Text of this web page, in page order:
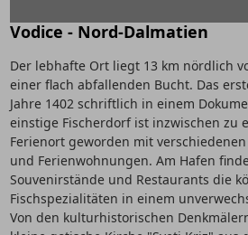
Vodice - Nord-Dalmatien
Der lebhafte Ort liegt 13 km nördlich
einer flach abfallenden Bucht. Das
Jahre 1402 schriftlich in einem
einstige Fischerdorf ist inzwischen zu
Ferienort geworden mit
und Ferienwohnungen. Am Hafen
Souvenirstände und Restaurants die
Fischspezialitäten in einem
Von den kulturhistorischen